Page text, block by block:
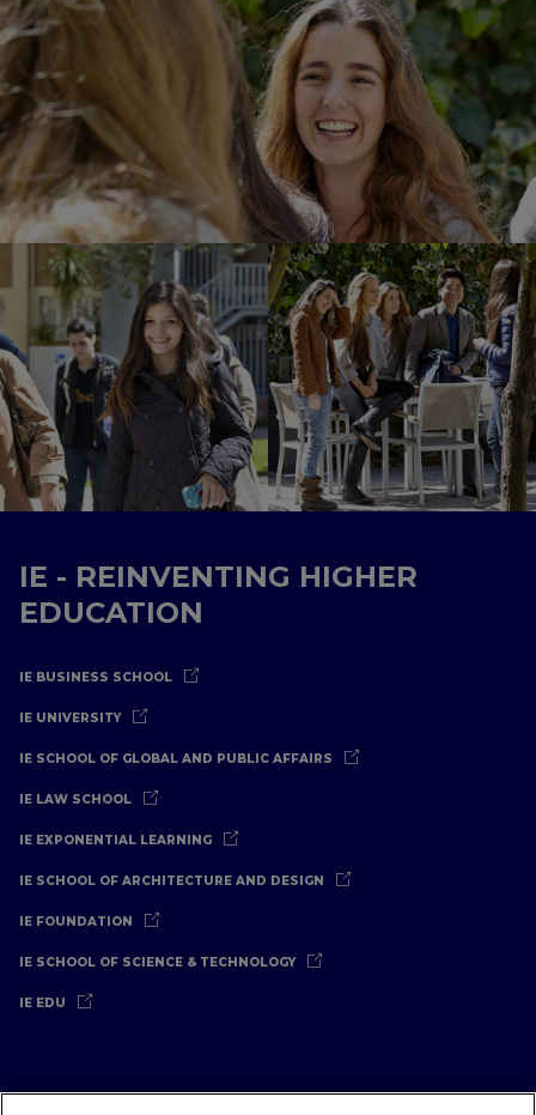
IE - REINVENTING HIGHER
EDUCATION
IE BUSINESS SCHOOL
IE UNIVERSITY
IE SCHOOL OF GLOBAL AND PUBLIC AFFAIRS
IE LAW SCHOOL
IE EXPONENTIAL LEARNING
IE SCHOOL OF ARCHITECTURE AND DESIGN
IE FOUNDATION
IE SCHOOL OF SCIENCE & TECHNOLOGY
IE EDU